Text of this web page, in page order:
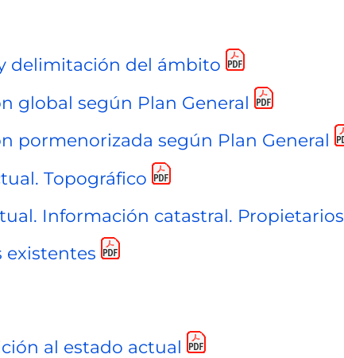
delimitación del ámbito
global según Plan General
pormenorizada según Plan General
Topográfico
Información catastral. Propietarios
existentes
al estado actual